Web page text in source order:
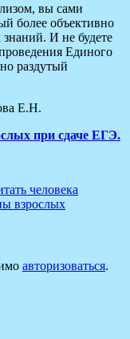
вы сами
более объективно
И не будете
Единого
раздутый
Е.Н.
при сдаче ЕГЭ.
человека
взрослых
авторизоваться.